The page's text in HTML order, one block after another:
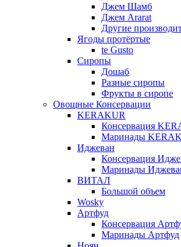
Джем Шамб
Джем Ararat
Другие
Ягоды протёртые
te Gusto
Сиропы
Дошаб
Разные сиропы
Фрукты в сиропе
Овощные Консервации
KERAKUR
Консервация
Маринады
Иджеван
Консервация
Маринады
ВИТАЛ
Большой объем
Wosky
Артфуд
Консервация
Маринады Артфуд